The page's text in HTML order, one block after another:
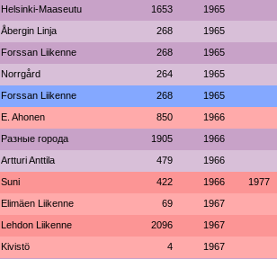
Helsinki-Maaseutu 1653 1965
Åbergin Linja 268 1965
Forssan Liikenne 268 1965
Norrgård 264 1965
Forssan Liikenne 268 1965
E. Ahonen 850 1966
Разные города 1905 1966
Artturi Anttila 479 1966
Suni 422 1966 1977
Elimäen Liikenne 69 1967
Lehdon Liikenne 2096 1967
Kivistö 4 1967